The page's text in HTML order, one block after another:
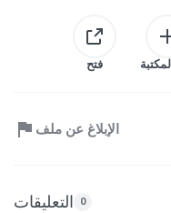
فتح
الإبلاغ عن ملف
التعليقات 0